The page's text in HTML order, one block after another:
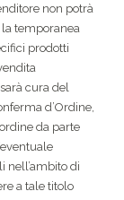
non potrà
temporanea
prodotti
cura del
d’Ordine,
da parte
nell’ambito di
a tale titolo